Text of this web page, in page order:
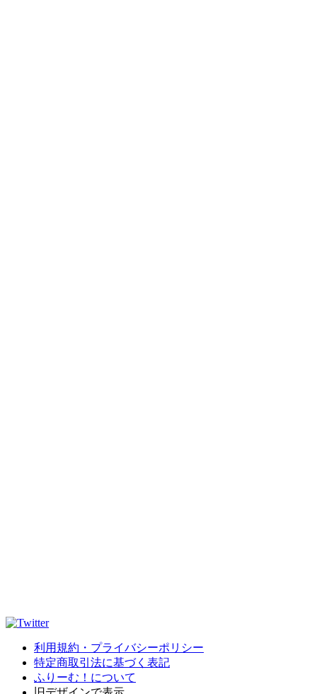
利用規約・プライバシーポリシー
特定商取引法に基づく表記
ふりーむ！について